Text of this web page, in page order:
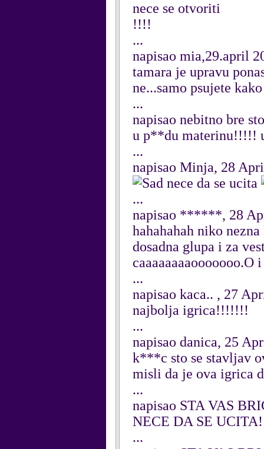
nece se otvoriti
!!!!
...
napisao mia,29.april
tamara je upravu
ne...samo psujete
...
napisao nebitno bre
u p**du materinu!!!!!
...
napisao Minja, 28
nece da se ucita
...
napisao ******, 28
hahahahah niko
dosadna glupa i za
...
napisao kaca.. , 27
najbolja igrica!!!!!!!
...
napisao danica, 25
k***c sto se stavljav
misli da je ova igrica
...
napisao STA VAS
NECE DA SE
...